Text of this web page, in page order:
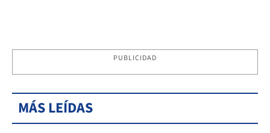
PUBLICIDAD
MÁS LEÍDAS